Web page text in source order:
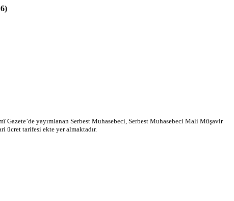
yayımlanan Serbest Muhasebeci, Serbest Muhasebeci Mali Müşavir
ücret tarifesi ekte yer almaktadır.